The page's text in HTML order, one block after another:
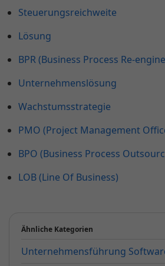
Steuerungsreichweite
Lösung
BPR (Business Process Re-
Unternehmenslösung
Wachstumsstrategie
PMO (Project Management
BPO (Business Process
LOB (Line Of Business)
Ähnliche Kategorien
Unternehmensführung